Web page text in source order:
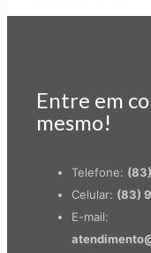
Entre em
mesmo!
Telefone:
Celular: (83)
E-mail: